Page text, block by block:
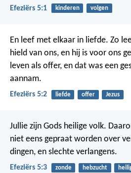
Efeziërs 5:1 kinderen volgen
En leef met elkaar in liefde. Zo
hield van ons, en hij is voor ons
leven als offer, en dat was een
aannam.
Efeziërs 5:2 liefde offer Jezus
Jullie zijn Gods heilige volk.
niet eens gepraat worden over
dingen, en slechte verlangens.
Efeziërs 5:3 zonde hebzucht